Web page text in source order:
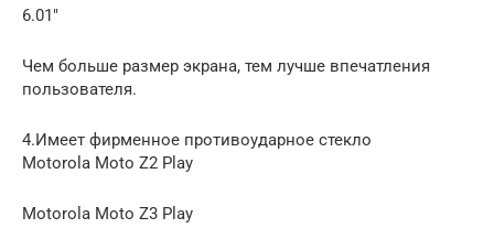
6.01″
Чем больше размер экрана, тем лучше впечатления
пользователя.
4.Имеет фирменное противоударное стекло
Motorola Moto Z2 Play
Motorola Moto Z3 Play